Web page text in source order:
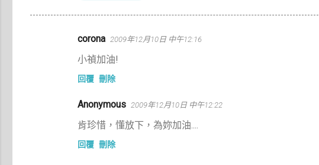
corona 2009年12月10日 中午12:16
小禎加油!
回覆 刪除
Anonymous 2009年12月10日 中午12:22
肯珍惜，懂放下，為妳加油....
回覆 刪除